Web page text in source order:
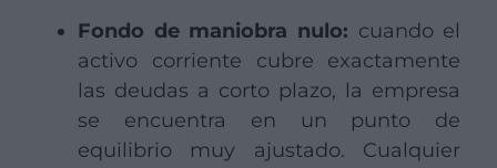
Fondo de maniobra nulo: cuando el
activo corriente cubre exactamente
las deudas a corto plazo, la empresa
se encuentra en un punto de
equilibrio muy ajustado. Cualquier